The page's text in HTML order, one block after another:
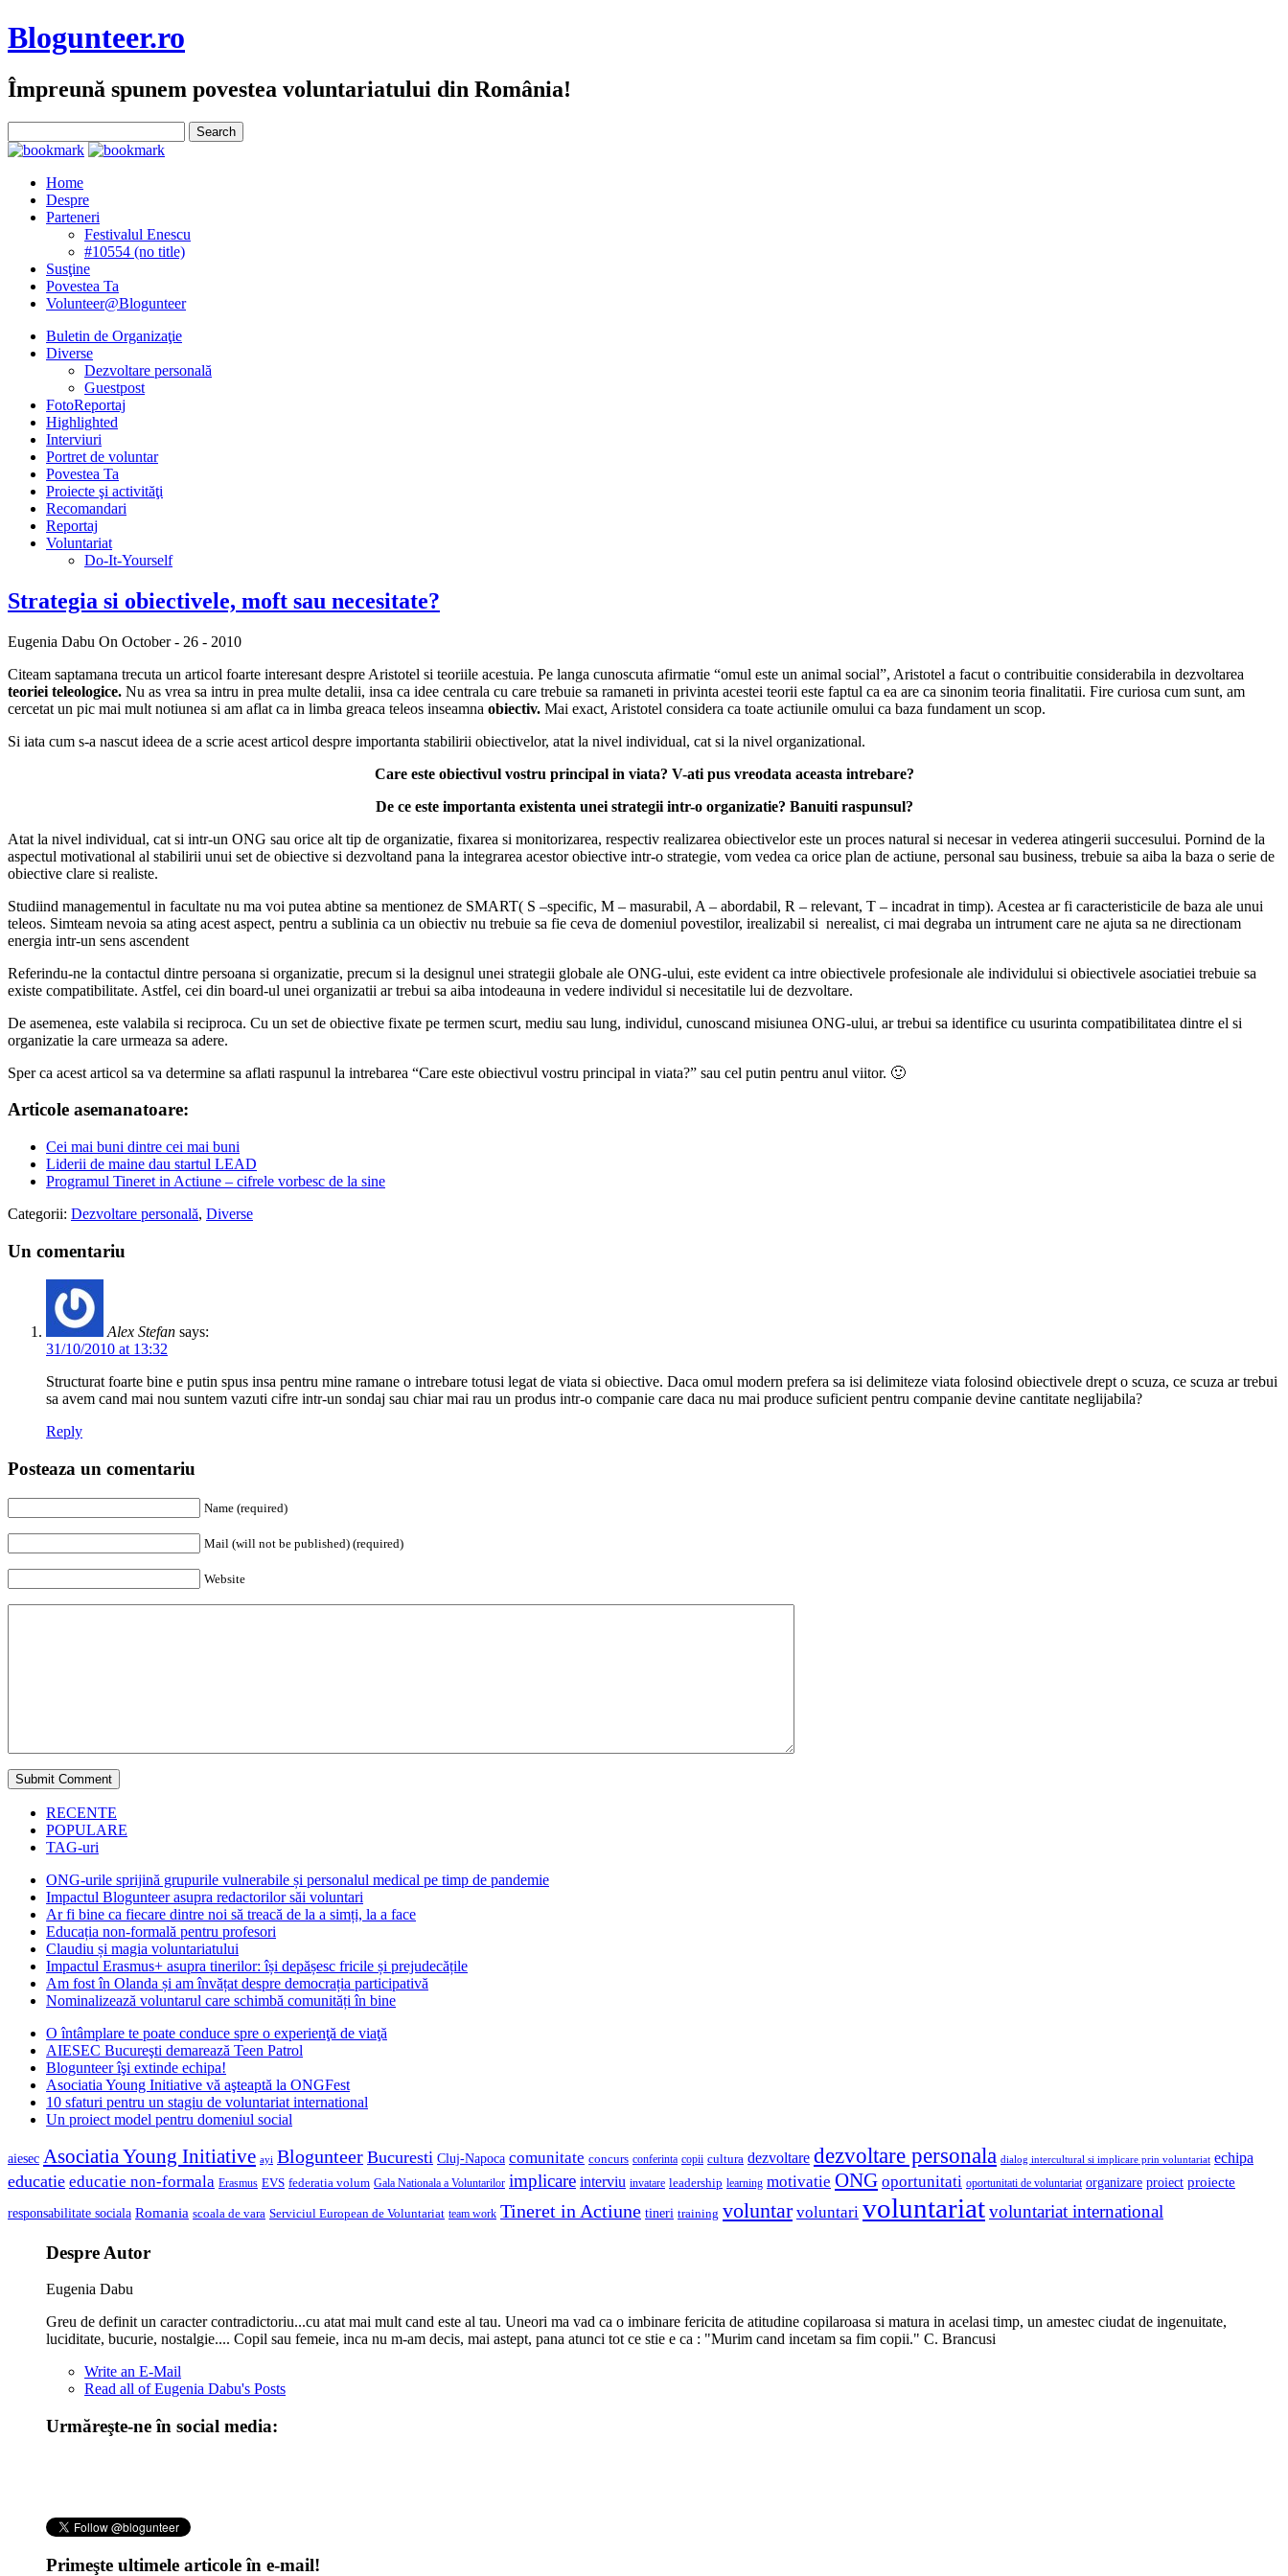
Blogunteer.ro
Împreună spunem povestea voluntariatului din România!
Home
Despre
Parteneri
Festivalul Enescu
#10554 (no title)
Susţine
Povestea Ta
Volunteer@Blogunteer
Buletin de Organizaţie
Diverse
Dezvoltare personală
Guestpost
FotoReportaj
Highlighted
Interviuri
Portret de voluntar
Povestea Ta
Proiecte şi activităţi
Recomandari
Reportaj
Voluntariat
Do-It-Yourself
Strategia si obiectivele, moft sau necesitate?
Eugenia Dabu On October - 26 - 2010
Citeam saptamana trecuta un articol foarte interesant despre Aristotel si teoriile acestuia. Pe langa cunoscuta afirmatie “omul este un animal social”, Aristotel a facut o contribuitie considerabila in dezvoltarea
teoriei teleologice. Nu as vrea sa intru in prea multe detalii, insa ca idee centrala cu care trebuie sa ramaneti in privinta acestei teorii este faptul ca ea are ca sinonim teoria finalitatii. Fire curiosa cum sunt, am
cercetat un pic mai mult notiunea si am aflat ca in limba greaca teleos inseamna obiectiv. Mai exact, Aristotel considera ca toate actiunile omului ca baza fundament un scop.
Si iata cum s-a nascut ideea de a scrie acest articol despre importanta stabilirii obiectivelor, atat la nivel individual, cat si la nivel organizational.
Care este obiectivul vostru principal in viata? V-ati pus vreodata aceasta intrebare?
De ce este importanta existenta unei strategii intr-o organizatie? Banuiti raspunsul?
Atat la nivel individual, cat si intr-un ONG sau orice alt tip de organizatie, fixarea si monitorizarea, respectiv realizarea obiectivelor este un proces natural si necesar in vederea atingerii succesului. Pornind de la
aspectul motivational al stabilirii unui set de obiective si dezvoltand pana la integrarea acestor obiective intr-o strategie, vom vedea ca orice plan de actiune, personal sau business, trebuie sa aiba la baza o serie de
obiective clare si realiste.
Studiind managementul in facultate nu ma voi putea abtine sa mentionez de SMART( S –specific, M – masurabil, A – abordabil, R – relevant, T – incadrat in timp). Acestea ar fi caracteristicile de baza ale unui
teleos. Simteam nevoia sa ating acest aspect, pentru a sublinia ca un obiectiv nu trebuie sa fie ceva de domeniul povestilor, irealizabil si nerealist, ci mai degraba un intrument care ne ajuta sa ne directionam
energia intr-un sens ascendent
Referindu-ne la contactul dintre persoana si organizatie, precum si la designul unei strategii globale ale ONG-ului, este evident ca intre obiectivele profesionale ale individului si obiectivele asociatiei trebuie sa
existe compatibilitate. Astfel, cei din board-ul unei organizatii ar trebui sa aiba intodeauna in vedere individul si necesitatile lui de dezvoltare.
De asemenea, este valabila si reciproca. Cu un set de obiective fixate pe termen scurt, mediu sau lung, individul, cunoscand misiunea ONG-ului, ar trebui sa identifice cu usurinta compatibilitatea dintre el si
organizatie la care urmeaza sa adere.
Sper ca acest articol sa va determine sa aflati raspunul la intrebarea “Care este obiectivul vostru principal in viata?” sau cel putin pentru anul viitor. 🙂
Articole asemanatoare:
Cei mai buni dintre cei mai buni
Liderii de maine dau startul LEAD
Programul Tineret in Actiune – cifrele vorbesc de la sine
Categorii: Dezvoltare personală, Diverse
Un comentariu
Alex Stefan says:
31/10/2010 at 13:32
Structurat foarte bine e putin spus insa pentru mine ramane o intrebare totusi legat de viata si obiective. Daca omul modern prefera sa isi delimiteze viata folosind obiectivele drept o scuza, ce scuza ar trebui
sa avem cand mai nou suntem vazuti cifre intr-un sondaj sau chiar mai rau un produs intr-o companie care daca nu mai produce suficient pentru companie devine cantitate neglijabila?
Reply
Posteaza un comentariu
Name (required)
Mail (will not be published) (required)
Website
RECENTE
POPULARE
TAG-uri
ONG-urile sprijină grupurile vulnerabile și personalul medical pe timp de pandemie
Impactul Blogunteer asupra redactorilor săi voluntari
Ar fi bine ca fiecare dintre noi să treacă de la a simți, la a face
Educația non-formală pentru profesori
Claudiu și magia voluntariatului
Impactul Erasmus+ asupra tinerilor: își depășesc fricile și prejudecățile
Am fost în Olanda și am învățat despre democrația participativă
Nominalizează voluntarul care schimbă comunități în bine
O întâmplare te poate conduce spre o experienţă de viaţă
AIESEC Bucureşti demarează Teen Patrol
Blogunteer îşi extinde echipa!
Asociatia Young Initiative vă aşteaptă la ONGFest
10 sfaturi pentru un stagiu de voluntariat international
Un proiect model pentru domeniul social
aiesec Asociatia Young Initiative ayi Blogunteer Bucuresti Cluj-Napoca comunitate concurs conferinta copii cultura dezvoltare dezvoltare personala dialog intercultural si implicare prin voluntariat echipa
educatie educatie non-formala Erasmus EVS federatia volum Gala Nationala a Voluntarilor implicare interviu invatare leadership learning motivatie ONG oportunitati oportunitati de voluntariat organizare proiect proiecte
responsabilitate sociala Romania scoala de vara Serviciul European de Voluntariat team work Tineret in Actiune tineri training voluntar voluntari voluntariatvoluntariat international
Despre Autor
Eugenia Dabu
Greu de definit un caracter contradictoriu...cu atat mai mult cand este al tau. Uneori ma vad ca o imbinare fericita de atitudine copilaroasa si matura in acelasi timp, un amestec ciudat de ingenuitate,
luciditate, bucurie, nostalgie.... Copil sau femeie, inca nu m-am decis, mai astept, pana atunci tot ce stie e ca : "Murim cand incetam sa fim copii." C. Brancusi
Write an E-Mail
Read all of Eugenia Dabu's Posts
Urmăreşte-ne în social media:
Primeşte ultimele articole în e-mail!